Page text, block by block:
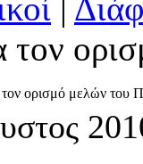
|
τον
τον ορισμό μελών